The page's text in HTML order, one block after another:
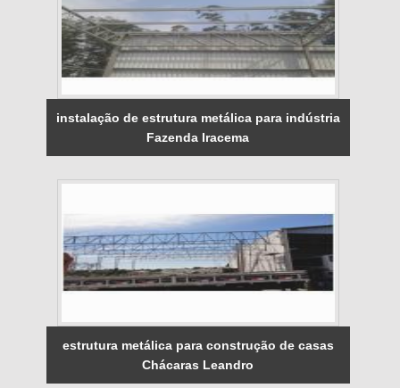
instalação de estrutura metálica para indústria
Fazenda Iracema
estrutura metálica para construção de casas
Chácaras Leandro